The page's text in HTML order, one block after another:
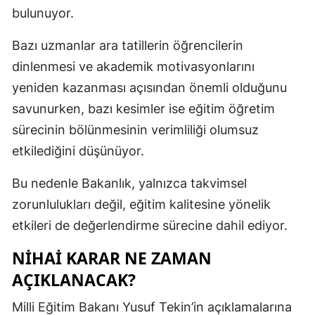
bulunuyor.
Bazı uzmanlar ara tatillerin öğrencilerin
dinlenmesi ve akademik motivasyonlarını
yeniden kazanması açısından önemli olduğunu
savunurken, bazı kesimler ise eğitim öğretim
sürecinin bölünmesinin verimliliği olumsuz
etkilediğini düşünüyor.
Bu nedenle Bakanlık, yalnızca takvimsel
zorunlulukları değil, eğitim kalitesine yönelik
etkileri de değerlendirme sürecine dahil ediyor.
NIHAI KARAR NE ZAMAN
AÇIKLANACAK?
Milli Eğitim Bakanı Yusuf Tekin’in açıklamalarına